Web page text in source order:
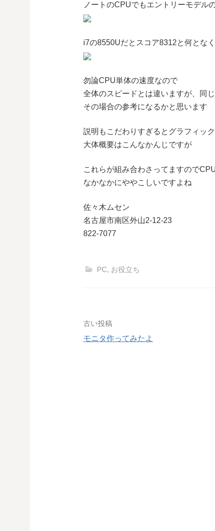
ノートのCPUでもエントリーモデ
i7の8550Uだとスコア8312と何とな
勿論CPU単体の速度なので
全体のスピードとは違いますが、同
その場合の参考になるかと思います
説明もこだわりすぎるとグラフィッ
大体概要はこんなかんじですが
これらが組み合わさってますので
なかなかにややこしいですよね
佐々木ムセン
名古屋市南区外山2-12-23
822-7077
PC, お役立ち
投
稿
古い投稿
モニタ作ってみたよ